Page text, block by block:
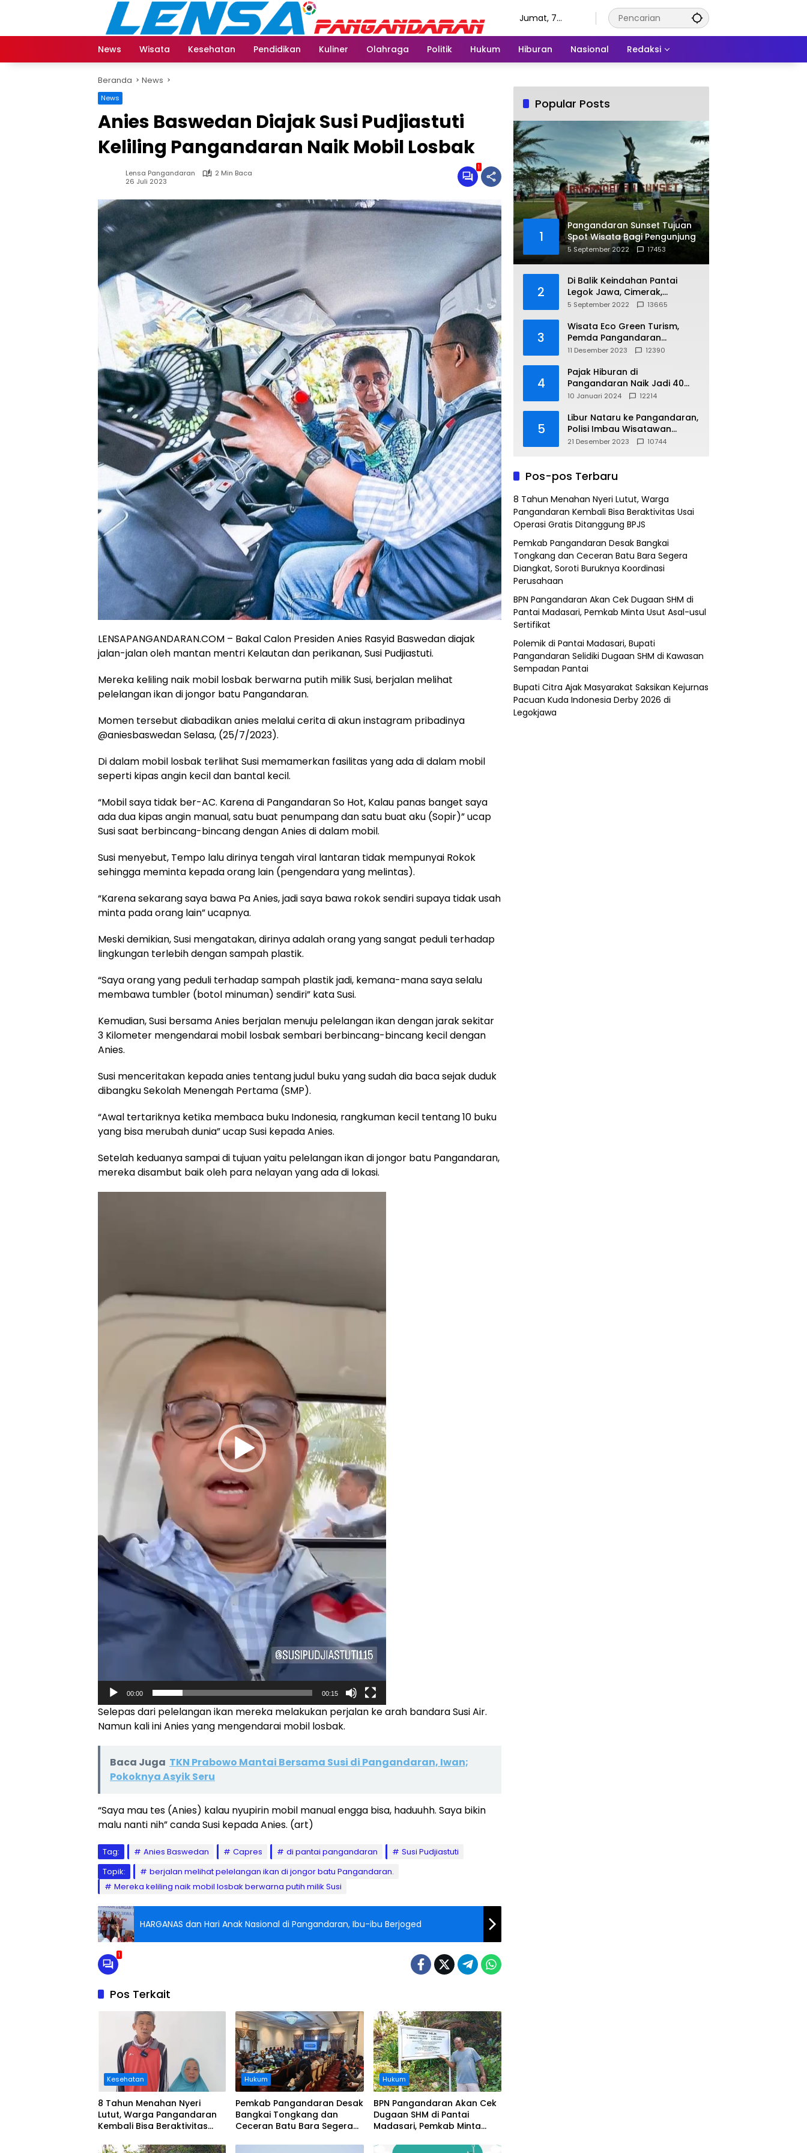
Jumat, 7
News
Wisata Kesehatan Pendidikan Kuliner Olahraga Politik Hukum Hiburan Nasional Redaksi
Beranda News
News
Anies Baswedan Diajak Susi Pudjiastuti
Keliling Pangandaran Naik Mobil Losbak
Lensa Pangandaran
2 Min Baca
26 Juli 2023
1
LENSAPANGANDARAN.COM – Bakal Calon Presiden Anies Rasyid Baswedan diajak
jalan-jalan oleh mantan mentri Kelautan dan perikanan, Susi Pudjiastuti.
Mereka keliling naik mobil losbak berwarna putih milik Susi, berjalan melihat
pelelangan ikan di jongor batu Pangandaran.
Momen tersebut diabadikan anies melalui cerita di akun instagram pribadinya
@aniesbaswedan Selasa, (25/7/2023).
Di dalam mobil losbak terlihat Susi memamerkan fasilitas yang ada di dalam mobil
seperti kipas angin kecil dan bantal kecil.
“Mobil saya tidak ber-AC. Karena di Pangandaran So Hot, Kalau panas banget saya
ada dua kipas angin manual, satu buat penumpang dan satu buat aku (Sopir)” ucap
Susi saat berbincang-bincang dengan Anies di dalam mobil.
Susi menyebut, Tempo lalu dirinya tengah viral lantaran tidak mempunyai Rokok
sehingga meminta kepada orang lain (pengendara yang melintas).
“Karena sekarang saya bawa Pa Anies, jadi saya bawa rokok sendiri supaya tidak usah
minta pada orang lain” ucapnya.
Meski demikian, Susi mengatakan, dirinya adalah orang yang sangat peduli terhadap
lingkungan terlebih dengan sampah plastik.
“Saya orang yang peduli terhadap sampah plastik jadi, kemana-mana saya selalu
membawa tumbler (botol minuman) sendiri” kata Susi.
Kemudian, Susi bersama Anies berjalan menuju pelelangan ikan dengan jarak sekitar
3 Kilometer mengendarai mobil losbak sembari berbincang-bincang kecil dengan
Anies.
Susi menceritakan kepada anies tentang judul buku yang sudah dia baca sejak duduk
dibangku Sekolah Menengah Pertama (SMP).
“Awal tertariknya ketika membaca buku Indonesia, rangkuman kecil tentang 10 buku
yang bisa merubah dunia” ucap Susi kepada Anies.
Setelah keduanya sampai di tujuan yaitu pelelangan ikan di jongor batu Pangandaran,
mereka disambut baik oleh para nelayan yang ada di lokasi.
00:00 00:15
Selepas dari pelelangan ikan mereka melakukan perjalan ke arah bandara Susi Air.
Namun kali ini Anies yang mengendarai mobil losbak.
Baca Juga TKN Prabowo Mantai Bersama Susi di Pangandaran, Iwan;
Pokoknya Asyik Seru
“Saya mau tes (Anies) kalau nyupirin mobil manual engga bisa, haduuhh. Saya bikin
malu nanti nih” canda Susi kepada Anies. (art)
Tag: Anies Baswedan Capres di pantai pangandaran
Susi Pudjiastuti
Topik:
berjalan melihat pelelangan ikan di jongor batu Pangandaran.
Mereka keliling naik mobil losbak berwarna putih milik Susi
HARGANAS dan Hari Anak Nasional di Pangandaran, Ibu-ibu Berjoged
1
Pos Terkait
Kesehatan
8 Tahun Menahan Nyeri
Lutut, Warga Pangandaran
Kembali Bisa Beraktivitas
Ditanggung BPJS
Hukum
Pemkab Pangandaran Desak
Bangkai Tongkang dan
Ceceran Batu Bara Segera
Koordinasi Perusahaan
Hukum
BPN Pangandaran Akan Cek
Dugaan SHM di Pantai
Madasari, Pemkab Minta
Popular Posts
1
Pangandaran Sunset Tujuan
Spot Wisata Bagi Pengunjung
5 September 2022 17453
2
Di Balik Keindahan Pantai
Legok Jawa, Cimerak,
Pangandaran
5 September 2022 13665
3
Wisata Eco Green Turism,
Pemda Pangandaran
Gandeng PLN
11 Desember 2023 12390
4
Pajak Hiburan di
Pangandaran Naik Jadi 40
Persen
10 Januari 2024 12214
5
Libur Nataru ke Pangandaran,
Polisi Imbau Wisatawan
Gunakan Jalur Arteri
21 Desember 2023 10744
Pos-pos Terbaru
8 Tahun Menahan Nyeri Lutut, Warga
Pangandaran Kembali Bisa Beraktivitas Usai
Operasi Gratis Ditanggung BPJS
Pemkab Pangandaran Desak Bangkai
Tongkang dan Ceceran Batu Bara Segera
Diangkat, Soroti Buruknya Koordinasi
Perusahaan
BPN Pangandaran Akan Cek Dugaan SHM di
Pantai Madasari, Pemkab Minta Usut Asal-usul
Sertifikat
Polemik di Pantai Madasari, Bupati
Pangandaran Selidiki Dugaan SHM di Kawasan
Sempadan Pantai
Bupati Citra Ajak Masyarakat Saksikan Kejurnas
Pacuan Kuda Indonesia Derby 2026 di
Legokjawa